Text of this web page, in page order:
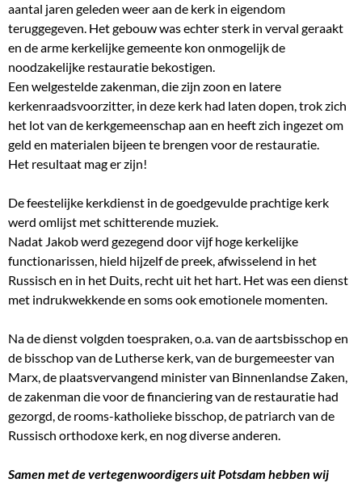
aantal jaren geleden weer aan de kerk in eigendom
teruggegeven. Het gebouw was echter sterk in verval geraakt
en de arme kerkelijke gemeente kon onmogelijk de
noodzakelijke restauratie bekostigen.
Een welgestelde zakenman, die zijn zoon en latere
kerkenraadsvoorzitter, in deze kerk had laten dopen, trok zich
het lot van de kerkgemeenschap aan en heeft zich ingezet om
geld en materialen bijeen te brengen voor de restauratie.
Het resultaat mag er zijn!
De feestelijke kerkdienst in de goedgevulde prachtige kerk
werd omlijst met schitterende muziek.
Nadat Jakob werd gezegend door vijf hoge kerkelijke
functionarissen, hield hijzelf de preek, afwisselend in het
Russisch en in het Duits, recht uit het hart. Het was een dienst
met indrukwekkende en soms ook emotionele momenten.
Na de dienst volgden toespraken, o.a. van de aartsbisschop en
de bisschop van de Lutherse kerk, van de burgemeester van
Marx, de plaatsvervangend minister van Binnenlandse Zaken,
de zakenman die voor de financiering van de restauratie had
gezorgd, de rooms-katholieke bisschop, de patriarch van de
Russisch orthodoxe kerk, en nog diverse anderen.
Samen met de vertegenwoordigers uit Potsdam hebben wij